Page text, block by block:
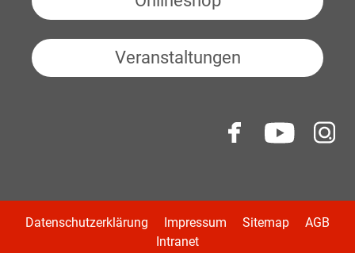
Veranstaltungen
Datenschutzerklärung Impressum Sitemap
AGB
Intranet